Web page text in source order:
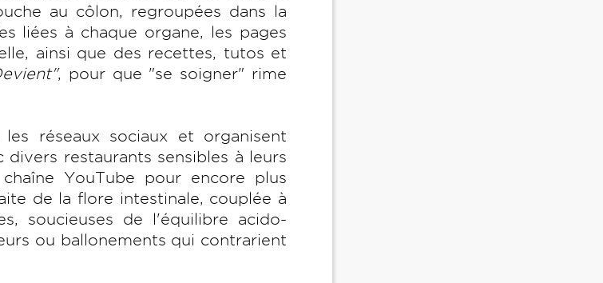
au côlon, regroupées dans la
liées à chaque organe, les pages
ainsi que des recettes, tutos et
, pour que "se soigner" rime
réseaux sociaux et organisent
restaurants sensibles à leurs
YouTube pour encore plus
de la flore intestinale, couplée à
soucieuses de l'équilibre acido-
ou ballonements qui contrarient